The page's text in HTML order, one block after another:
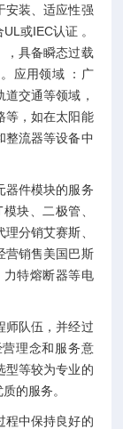
安装、适应性强
或IEC认证 。
，具备瞬态过载
应用领域 ：广
交通等领域，
等，如在太阳能
整流器等设备中
器件模块的服务
块、二极管、
分销艾赛斯、
营销售美国巴斯
特熔断器等电
队伍，并经过
理念和服务意
型等较为专业的
的服务。
中保持良好的